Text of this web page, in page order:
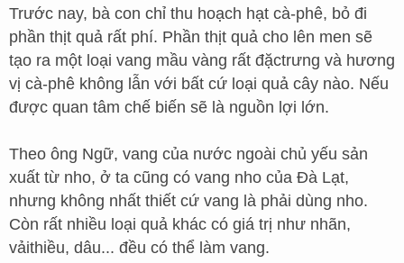
Trước nay, bà con chỉ thu hoạch hạt cà-phê, bỏ đi
phần thịt quả rất phí. Phần thịt quả cho lên men sẽ
tạo ra một loại vang mầu vàng rất đặctrưng và hương
vị cà-phê không lẫn với bất cứ loại quả cây nào. Nếu
được quan tâm chế biến sẽ là nguồn lợi lớn.
Theo ông Ngữ, vang của nước ngoài chủ yếu sản
xuất từ nho, ở ta cũng có vang nho của Đà Lạt,
nhưng không nhất thiết cứ vang là phải dùng nho.
Còn rất nhiều loại quả khác có giá trị như nhãn,
vảithiều, dâu... đều có thể làm vang.